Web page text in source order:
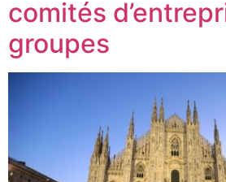
comités
groupes